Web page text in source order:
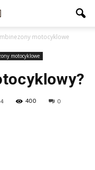
motocyklowe
motocyklowe
400 0